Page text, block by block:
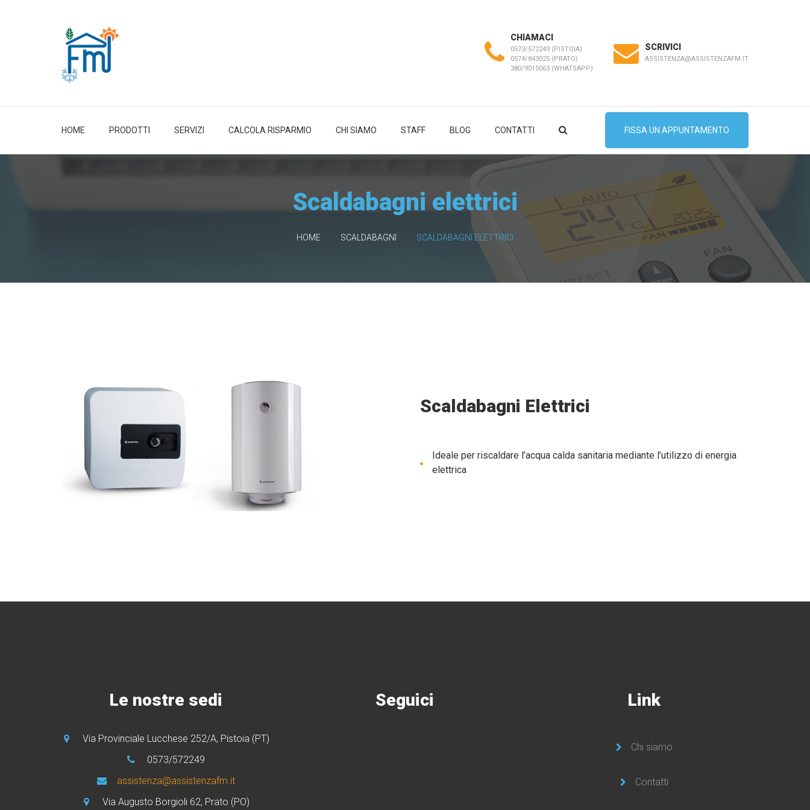
CHIAMACI
0573/572249 (PISTOIA)
0574/843025 (PRATO)
380/9015063 (WHATSAPP)
SCRIVICI
ASSISTENZA@ASSISTENZAFM.IT
HOME PRODOTTI SERVIZI CALCOLA RISPARMIO CHI SIAMO STAFF BLOG CONTATTI FISSA UN APPUNTAMENTO
Scaldabagni elettrici
HOME SCALDABAGNI SCALDABAGNI ELETTRICI
Scaldabagni Elettrici
Ideale per riscaldare l’acqua calda sanitaria mediante l’utilizzo di energia
elettrica
Le nostre sedi
Via Provinciale Lucchese 252/A, Pistoia (PT)
0573/572249
assistenza@assistenzafm.it
Via Augusto Borgioli 62, Prato (PO)
Seguici Link
Chi siamo
Contatti